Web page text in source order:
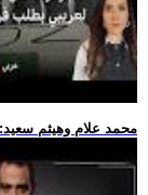
.. محمد علام وهيثم